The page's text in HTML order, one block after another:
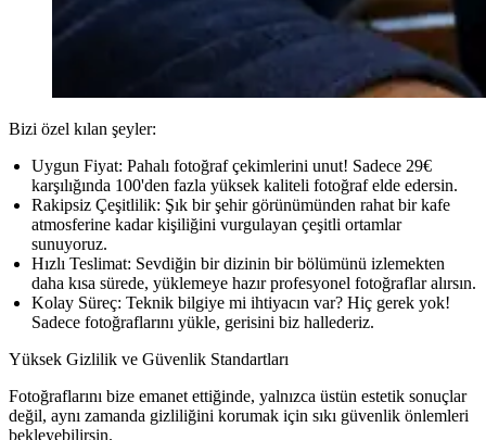
Bizi özel kılan şeyler:
Uygun Fiyat: Pahalı fotoğraf çekimlerini unut! Sadece 29€
karşılığında 100'den fazla yüksek kaliteli fotoğraf elde edersin.
Rakipsiz Çeşitlilik: Şık bir şehir görünümünden rahat bir kafe
atmosferine kadar kişiliğini vurgulayan çeşitli ortamlar
sunuyoruz.
Hızlı Teslimat: Sevdiğin bir dizinin bir bölümünü izlemekten
daha kısa sürede, yüklemeye hazır profesyonel fotoğraflar alırsın.
Kolay Süreç: Teknik bilgiye mi ihtiyacın var? Hiç gerek yok!
Sadece fotoğraflarını yükle, gerisini biz hallederiz.
Yüksek Gizlilik ve Güvenlik Standartları
Fotoğraflarını bize emanet ettiğinde, yalnızca üstün estetik sonuçlar
değil, aynı zamanda gizliliğini korumak için sıkı güvenlik önlemleri
bekleyebilirsin.